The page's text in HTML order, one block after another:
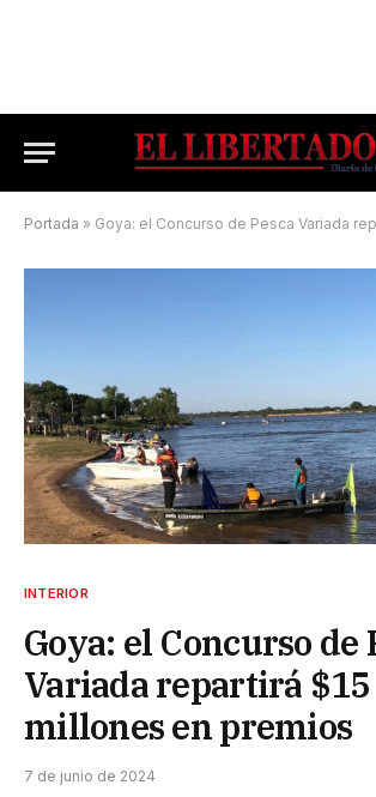
Portada » Goya: el Concurso de Pesca Variada repartirá
INTERIOR
Goya: el Concurso de
Variada repartirá $15
millones en premios
7 de junio de 2024